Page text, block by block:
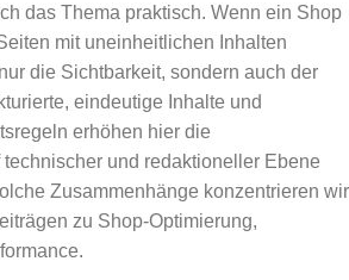
das Thema praktisch. Wenn ein Shop
mit uneinheitlichen Inhalten
die Sichtbarkeit, sondern auch der
eindeutige Inhalte und
erhöhen hier die
und redaktioneller Ebene
Zusammenhänge konzentrieren wir
zu Shop-Optimierung,